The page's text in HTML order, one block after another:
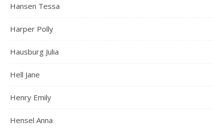
Hansen Tessa
Harper Polly
Hausburg Julia
Hell Jane
Henry Emily
Hensel Anna